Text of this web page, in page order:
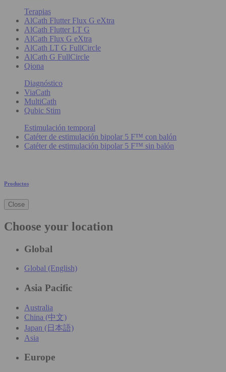
Terapias
AlCath Flutter Flux G eXtra
AlCath Flutter LT G
AlCath Flux G eXtra
AlCath LT G FullCircle
AlCath G FullCircle
Qiona
Diagnóstico
ViaCath
MultiCath
Qubic Stim
Estimulación temporal
Catéter de estimulación bipolar 5 F™ con balón
Catéter de estimulación bipolar 5 F™ sin balón
Productos
Close
Choose your location
Global
Global (English)
Asia Pacific
Australia
China (中文)
Japan (日本語)
Asia
Europe